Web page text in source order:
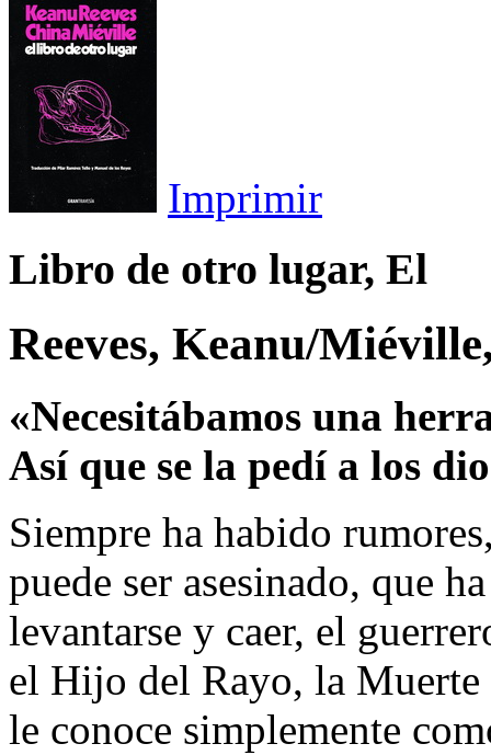
Imprimir
Libro de otro lugar, El
Reeves, Keanu/
«Necesitábamos una
Así que se la pedí a los
Siempre ha habido
puede ser asesinado, que
levantarse y caer, el
el Hijo del Rayo, la
le conoce simplemente